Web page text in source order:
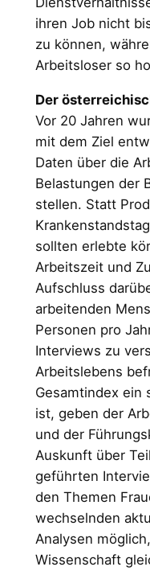
ihren Job nicht
zu können,
Arbeitsloser so
Der
Vor 20 Jahren
mit dem Ziel
Daten über die
Belastungen der
stellen. Statt
sollten erlebte
Arbeitszeit und
Aufschluss
arbeitenden
Personen pro
Interviews zu
Arbeitslebens
Gesamtindex ein
ist, geben der
und der
Auskunft über
geführten
den Themen
wechselnden
Analysen
Wissenschaft